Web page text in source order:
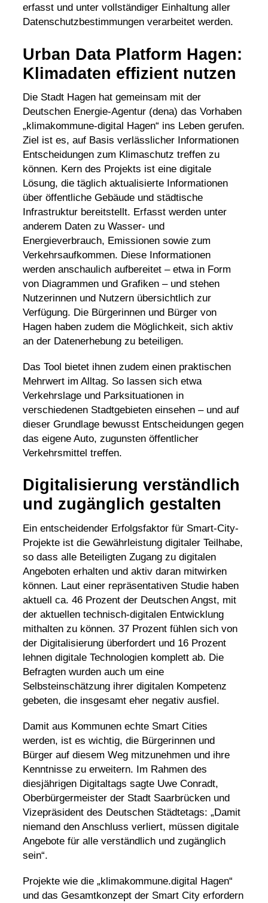
erfasst und unter vollständiger Einhaltung aller
Datenschutzbestimmungen verarbeitet werden.
Urban Data Platform Hagen:
Klimadaten effizient nutzen
Die Stadt Hagen hat gemeinsam mit der
Deutschen Energie-Agentur (dena) das Vorhaben
„klimakommune-digital Hagen“ ins Leben gerufen.
Ziel ist es, auf Basis verlässlicher Informationen
Entscheidungen zum Klimaschutz treffen zu
können. Kern des Projekts ist eine digitale
Lösung, die täglich aktualisierte Informationen
über öffentliche Gebäude und städtische
Infrastruktur bereitstellt. Erfasst werden unter
anderem Daten zu Wasser- und
Energieverbrauch, Emissionen sowie zum
Verkehrsaufkommen. Diese Informationen
werden anschaulich aufbereitet – etwa in Form
von Diagrammen und Grafiken – und stehen
Nutzerinnen und Nutzern übersichtlich zur
Verfügung. Die Bürgerinnen und Bürger von
Hagen haben zudem die Möglichkeit, sich aktiv
an der Datenerhebung zu beteiligen.
Das Tool bietet ihnen zudem einen praktischen
Mehrwert im Alltag. So lassen sich etwa
Verkehrslage und Parksituationen in
verschiedenen Stadtgebieten einsehen – und auf
dieser Grundlage bewusst Entscheidungen gegen
das eigene Auto, zugunsten öffentlicher
Verkehrsmittel treffen.
Digitalisierung verständlich
und zugänglich gestalten
Ein entscheidender Erfolgsfaktor für Smart-City-
Projekte ist die Gewährleistung digitaler Teilhabe,
so dass alle Beteiligten Zugang zu digitalen
Angeboten erhalten und aktiv daran mitwirken
können. Laut einer repräsentativen Studie haben
aktuell ca. 46 Prozent der Deutschen Angst, mit
der aktuellen technisch-digitalen Entwicklung
mithalten zu können. 37 Prozent fühlen sich von
der Digitalisierung überfordert und 16 Prozent
lehnen digitale Technologien komplett ab. Die
Befragten wurden auch um eine
Selbsteinschätzung ihrer digitalen Kompetenz
gebeten, die insgesamt eher negativ ausfiel.
Damit aus Kommunen echte Smart Cities
werden, ist es wichtig, die Bürgerinnen und
Bürger auf diesem Weg mitzunehmen und ihre
Kenntnisse zu erweitern. Im Rahmen des
diesjährigen Digitaltags sagte Uwe Conradt,
Oberbürgermeister der Stadt Saarbrücken und
Vizepräsident des Deutschen Städtetags: „Damit
niemand den Anschluss verliert, müssen digitale
Angebote für alle verständlich und zugänglich
sein“.
Projekte wie die „klimakommune.digital Hagen“
und das Gesamtkonzept der Smart City erfordern